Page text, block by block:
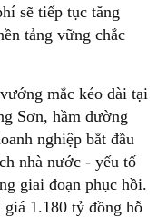
sẽ tiếp tục tăng
tảng vững chắc
mắc kéo dài tại
Sơn, hầm đường
nghiệp bắt đầu
nhà nước - yếu tố
giai đoạn phục hồi.
1.180 tỷ đồng hỗ